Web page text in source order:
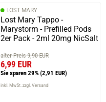
LOST MARY
Lost Mary Tappo -
Marystorm - Prefilled Pods
2er Pack - 2ml 20mg NicSalt
alter Preis 9,90 EUR
6,99 EUR
Sie sparen 29% (2,91 EUR)
inkl. MwSt. zzgl. Versand